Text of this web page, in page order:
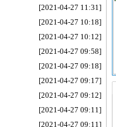
[2021-04-27 11:31]
[2021-04-27 10:18]
[2021-04-27 10:12]
[2021-04-27 09:58]
[2021-04-27 09:18]
[2021-04-27 09:17]
[2021-04-27 09:12]
[2021-04-27 09:11]
[2021-04-27 09:11]